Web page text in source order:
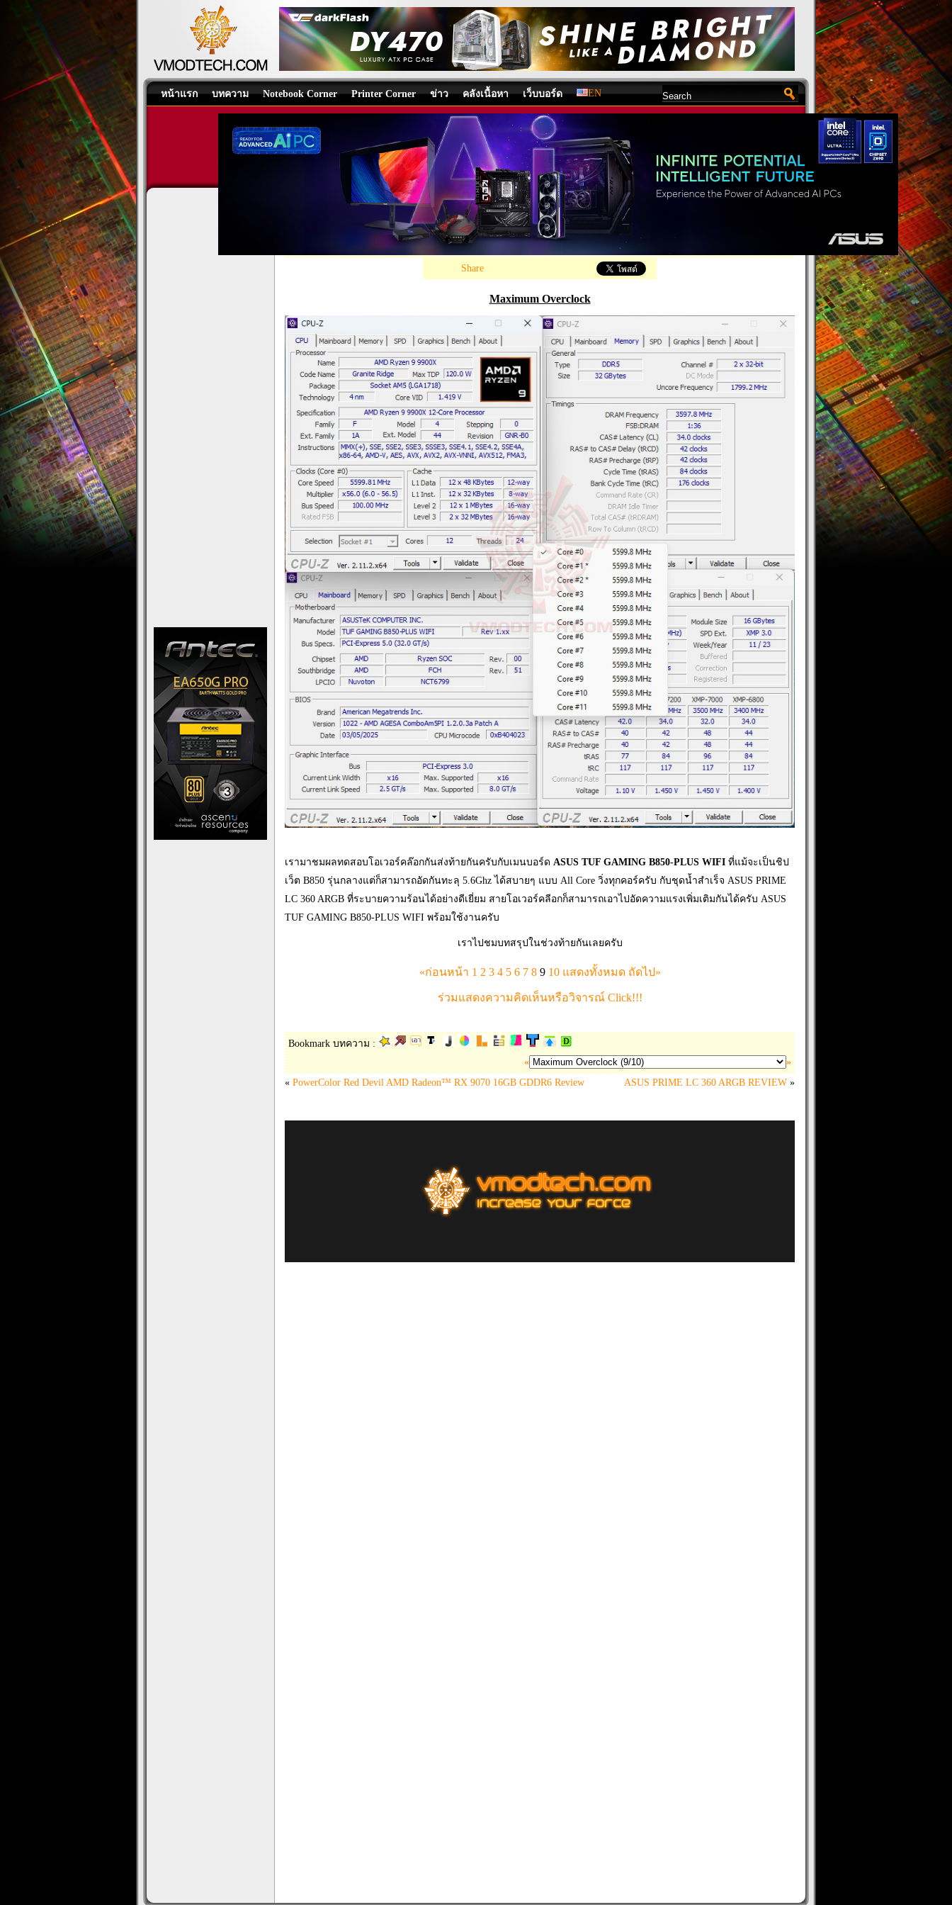
หน้าแรก บทความ Notebook Corner Printer Corner ข่าว คลังเนื้อหา เว็บบอร์ด EN
ASUS TUF GAMING B850-PLUS WIFI REVIEW
บทความโดย:Nongkoo OverclockTeam, 15/03/2025 11:37, 13,626 views /
Share
Maximum Overclock
เรามาชมผลทดสอบโอเวอร์คล๊อกกันส่งท้ายกันครับกับเมนบอร์ด ASUS TUF GAMING B850-PLUS WIFI ที่แม้จะเป็นชิป
เว็ต B850 รุ่นกลางแต่ก็สามารถอัดกันทะลุ 5.6Ghz ได้สบายๆ แบบ All Core วิ่งทุกคอร์ครับ กับชุดน้ำสำเร็จ ASUS PRIME
LC 360 ARGB ที่ระบายความร้อนได้อย่างดีเยี่ยม สายโอเวอร์คลีอกก็สามารถเอาไปอัดความแรงเพิ่มเติมกันได้ครับ ASUS
TUF GAMING B850-PLUS WIFI พร้อมใช้งานครับ
เราไปชมบทสรุปในช่วงท้ายกันเลยครับ
«ก่อนหน้า 1 2 3 4 5 6 7 8 9 10แสดงทั้งหมด ถัดไป»
ร่วมแสดงความคิดเห็นหรือวิจารณ์ Click!!!
Bookmark บทความ :
«
»
« PowerColor Red Devil AMD Radeon™ RX 9070 16GB GDDR6 Review ASUS PRIME LC 360 ARGB REVIEW »